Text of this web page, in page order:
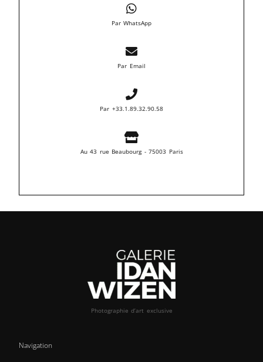
Par WhatsApp
Par Email
Par +33.1.89.32.90.58
Au 43 rue Beaubourg - 75003 Paris
Photographie d’art exclusive
Navigation